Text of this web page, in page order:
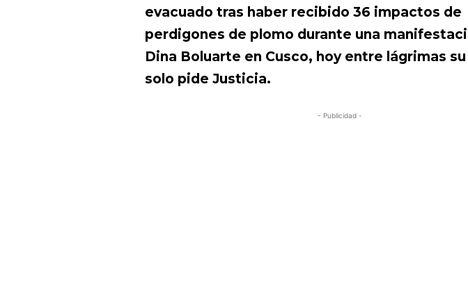
evacuado tras haber recibido 36 impactos de
perdigones de plomo durante una
Dina Boluarte en Cusco, hoy entre lágrimas
solo pide Justicia.
- Publicidad -